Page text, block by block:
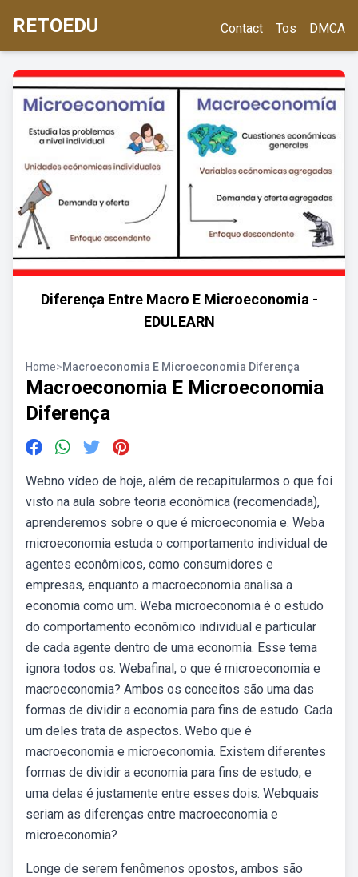
RETOEDU Contact Tos DMCA
Diferença Entre Macro E Microeconomia -
EDULEARN
Home>Macroeconomia E Microeconomia Diferença
Macroeconomia E Microeconomia
Diferença
Webno vídeo de hoje, além de recapitularmos o que foi
visto na aula sobre teoria econômica (recomendada),
aprenderemos sobre o que é microeconomia e. Weba
microeconomia estuda o comportamento individual de
agentes econômicos, como consumidores e
empresas, enquanto a macroeconomia analisa a
economia como um. Weba microeconomia é o estudo
do comportamento econômico individual e particular
de cada agente dentro de uma economia. Esse tema
ignora todos os. Webafinal, o que é microeconomia e
macroeconomia? Ambos os conceitos são uma das
formas de dividir a economia para fins de estudo. Cada
um deles trata de aspectos. Webo que é
macroeconomia e microeconomia. Existem diferentes
formas de dividir a economia para fins de estudo, e
uma delas é justamente entre esses dois. Webquais
seriam as diferenças entre macroeconomia e
microeconomia?
Longe de serem fenômenos opostos, ambos são